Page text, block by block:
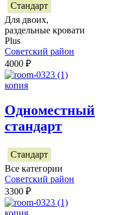
Стандарт
Для двоих,
раздельные кровати
Plus
Советский район
4000 ₽
Одноместный
стандарт
Стандарт
Все категории
Советский район
3300 ₽